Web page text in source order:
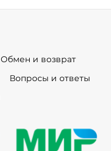
Обмен и возврат
Вопросы и ответы